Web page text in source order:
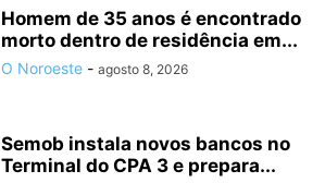
Homem de 35 anos é encontrado
morto dentro de residência em...
O Noroeste - agosto 8, 2026
Semob instala novos bancos no
Terminal do CPA 3 e prepara...